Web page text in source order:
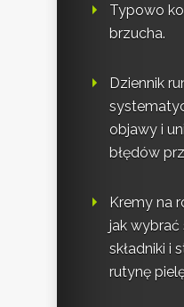
Typowo
brzucha.
Dziennik
objawy i
błędów
Kremy na
jak wybrać
składniki i
rutynę